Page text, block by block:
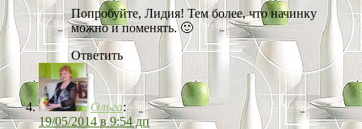
Попробуйте, Лидия! Тем более, что начинку
можно и поменять. 🙂
Ответить
Ольга:
19/05/2014 в 9:54 дп